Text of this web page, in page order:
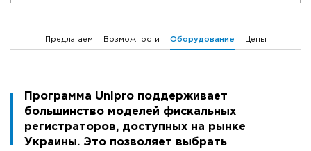
Предлагаем Возможности Оборудование Цены
Программа Unipro поддерживает
большинство моделей фискальных
регистраторов, доступных на рынке
Украины. Это позволяет выбрать